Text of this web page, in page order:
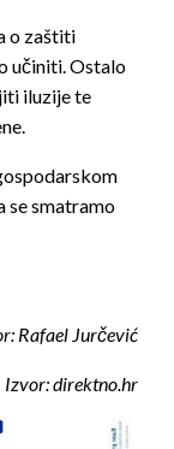
o zaštiti
učiniti. Ostalo
iluzije te
se smatramo
Rafael Jurčević
Izvor: direktno.hr